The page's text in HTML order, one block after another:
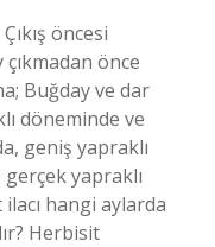
öncesi
önce
Buğday ve dar
döneminde ve
geniş yapraklı
yapraklı
ilacı hangi aylarda
Herbisit